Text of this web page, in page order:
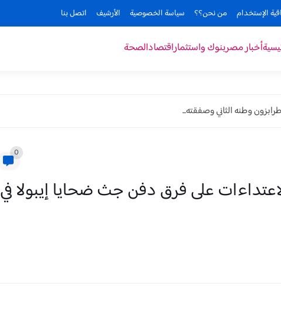
الإستخدام من نحن؟؟ سياسة الخصوصية الأرشيف اتصل بنا
أخبار مصربنوك واستثماراقتصادالصحة
وطنه الثاني وصفقته...
0
على فرق دفن جث ضحايا إيبولا في